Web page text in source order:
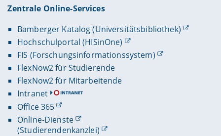
Zentrale Online-Services
Bamberger Katalog (Universitätsbibliothek)
Hochschulportal (HISinOne)
FIS (Forschungsinformationssystem)
FlexNow2 für Studierende
FlexNow2 für Mitarbeitende
Intranet
Office 365
Online-Dienste
(Studierendenkanzlei)